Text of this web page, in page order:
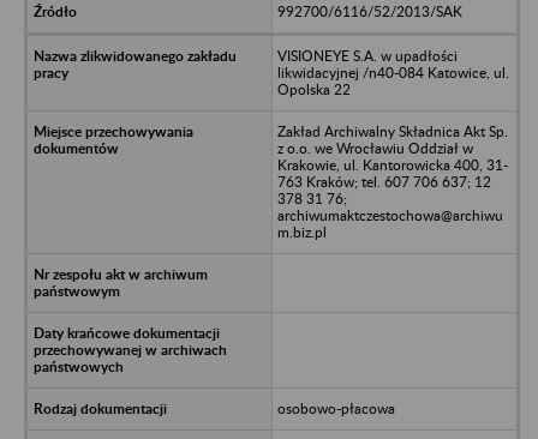
992700/6116/52/2013/SAK
VISIONEYE S.A. w upadłości
likwidacyjnej /n40-084 Katowice, ul.
Opolska 22
Zakład Archiwalny Składnica Akt Sp.
z o.o. we Wrocławiu Oddział w
Krakowie, ul. Kantorowicka 400, 31-
763 Kraków; tel. 607 706 637; 12
378 31 76;
archiwumaktczestochowa@archiwu
m.biz.pl
osobowo-płacowa